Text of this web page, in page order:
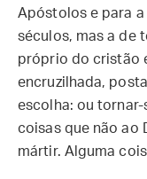
Apóstolos e para
séculos, mas a de
próprio do cristão
encruzilhada,
escolha: ou
coisas que não ao
mártir. Alguma